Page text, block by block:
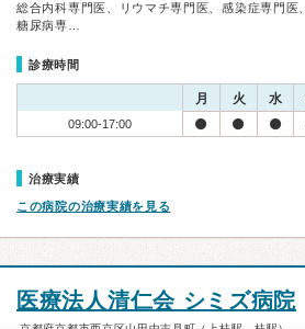
総合内科専門医、リウマチ専門医、感染症専門医
糖尿病専…
診療時間
月 火 水
09:00-17:00
治療実績
この病院の治療実績を見る
医療法人清仁会 シミズ病院